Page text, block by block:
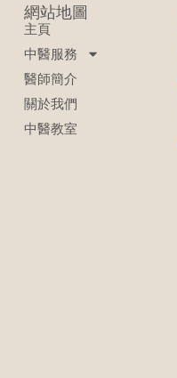
網站地圖
主頁
中醫服務
醫師簡介
關於我們
中醫教室